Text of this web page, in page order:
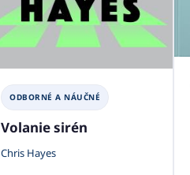
ODBORNÉ A NÁUČNÉ
Volanie sirén
Chris Hayes